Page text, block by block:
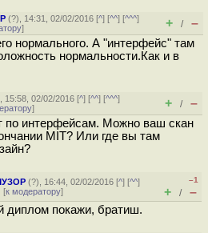
(?), 14:31, 02/02/2016 [^] [^^] [^^^]
] + / –
нормального. А "интерфейс" там
нормальности.Как и в
15:58, 02/02/2016 [^] [^^] [^^^]
] + / –
по интерфейсам. Можно ваш скан
MIT? Или где вы там
(?), 16:44, 02/02/2016 [^] [^^]
к модератору]
–1
+ / –
диплом покажи, братиш.